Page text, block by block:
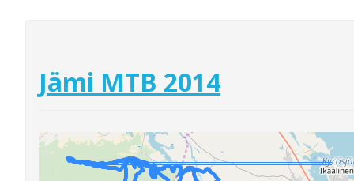
Jämi MTB 2014